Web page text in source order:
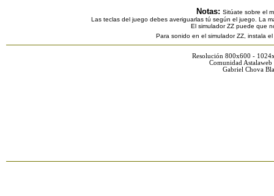
Notas: Sitúate sobre el
Las teclas del juego debes averiguarlas tú según el juego. La
El simulador ZZ puede que
Para sonido en el simulador ZZ, instala
Resolución 800x600 -
Comunidad
Gabriel Chova